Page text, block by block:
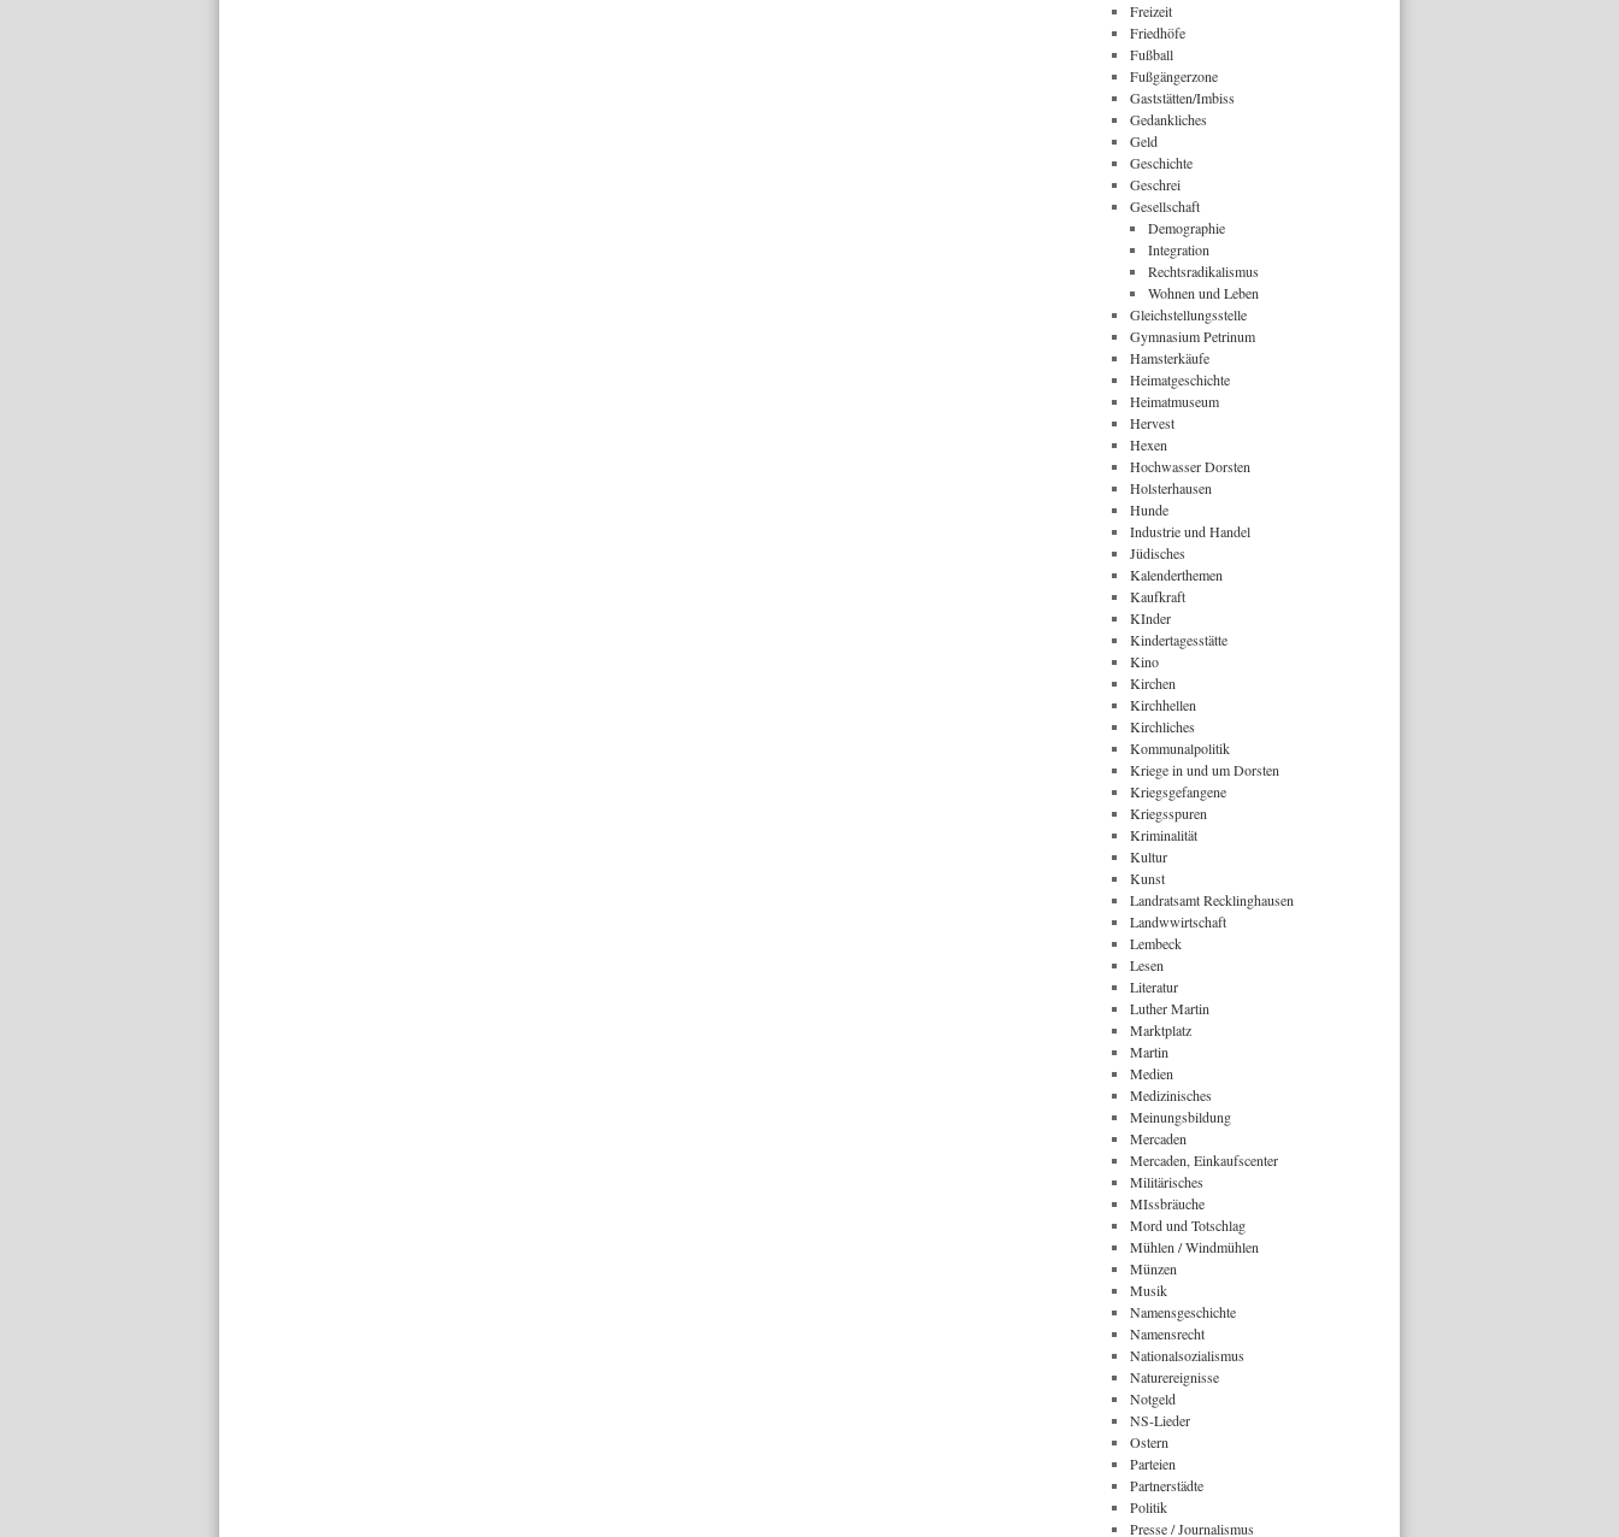
Freizeit
Friedhöfe
Fußball
Fußgängerzone
Gaststätten/Imbiss
Gedankliches
Geld
Geschichte
Geschrei
Gesellschaft
Demographie
Integration
Rechtsradikalismus
Wohnen und Leben
Gleichstellungsstelle
Gymnasium Petrinum
Hamsterkäufe
Heimatgeschichte
Heimatmuseum
Hervest
Hexen
Hochwasser Dorsten
Holsterhausen
Hunde
Industrie und Handel
Jüdisches
Kalenderthemen
Kaufkraft
KInder
Kindertagesstätte
Kino
Kirchen
Kirchhellen
Kirchliches
Kommunalpolitik
Kriege in und um Dorsten
Kriegsgefangene
Kriegsspuren
Kriminalität
Kultur
Kunst
Landratsamt Recklinghausen
Landwwirtschaft
Lembeck
Lesen
Literatur
Luther Martin
Marktplatz
Martin
Medien
Medizinisches
Meinungsbildung
Mercaden
Mercaden, Einkaufscenter
Militärisches
MIssbräuche
Mord und Totschlag
Mühlen / Windmühlen
Münzen
Musik
Namensgeschichte
Namensrecht
Nationalsozialismus
Naturereignisse
Notgeld
NS-Lieder
Ostern
Parteien
Partnerstädte
Politik
Presse / Journalismus